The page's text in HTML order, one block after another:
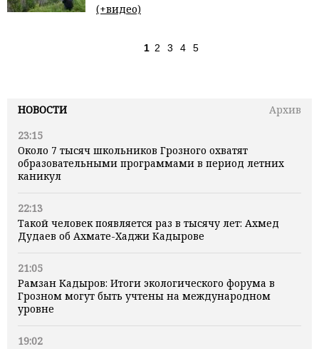
НОВОСТИ
Архив
23:15
Около 7 тысяч школьников Грозного охватят
образовательными программами в период летних
каникул
22:13
Такой человек появляется раз в тысячу лет: Ахмед
Дудаев об Ахмате-Хаджи Кадырове
21:05
Рамзан Кадыров: Итоги экологического форума в
Грозном могут быть учтены на международном
уровне
19:02
(+видео)
1 2 3 4 5